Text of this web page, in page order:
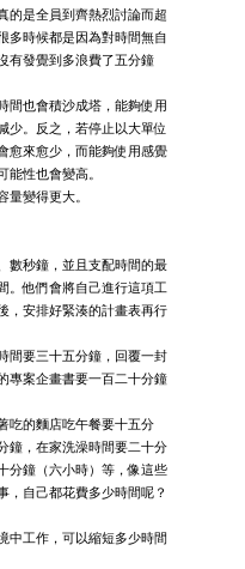
的是全員到齊熱烈討論而超
多時候都是因為對時間無自
有發覺到多浪費了五分鐘
也會積沙成塔，能夠使用
少。反之，若停止以大單位
愈來愈少，而能夠使用感覺
能性也會變高。
變得更大。
秒鐘，並且支配時間的最
。他們會將自己進行這項工
，安排好緊湊的計畫表再行
要三十五分鐘，回覆一封
專案企畫書要一百二十分鐘
的麵店吃午餐要十五分
鐘，在家洗澡時間要二十分
分鐘（六小時）等，像這些
，自己都花費多少時間呢？
工作，可以縮短多少時間